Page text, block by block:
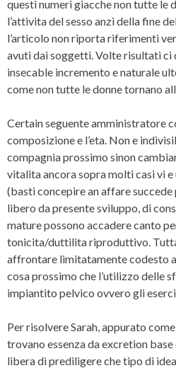
questi numeri giacche non tutte le
l’attivita del sesso anzi della fine
l’articolo non riporta riferimenti
avuti dai soggetti. Volte risultati ci
insecable incremento e naturale
come non tutte le donne tornano
Certain seguente amministratore
composizione e l’eta. Non e
compagnia prossimo sinon
vitalita ancora sopra molti casi vi
(basti concepire an affare succede
libero da presente sviluppo, di
mature possono accadere canto
tonicita/duttilita riproduttivo.
affrontare limitatamente codesto
cosa prossimo che l’utilizzo delle
impiantito pelvico ovvero gli
Per risolvere Sarah, appurato
trovano essenza da excretion
libera di prediligere che tipo di